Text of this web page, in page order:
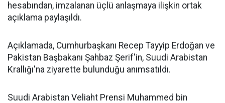
hesabından, imzalanan üçlü anlaşmaya ilişkin ortak
açıklama paylaşıldı.
Açıklamada, Cumhurbaşkanı Recep Tayyip Erdoğan ve
Pakistan Başbakanı Şahbaz Şerif'in, Suudi Arabistan
Krallığı'na ziyarette bulunduğu anımsatıldı.
Suudi Arabistan Veliaht Prensi Muhammed bin